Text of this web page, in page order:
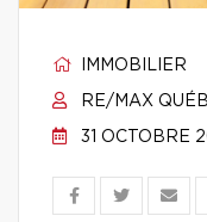
IMMOBILIER
RE/MAX
31 OCTOBRE